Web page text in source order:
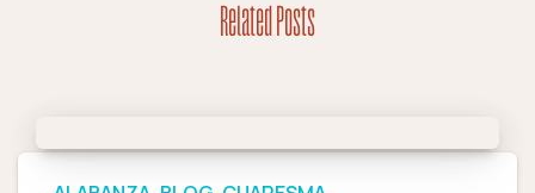
Related Posts